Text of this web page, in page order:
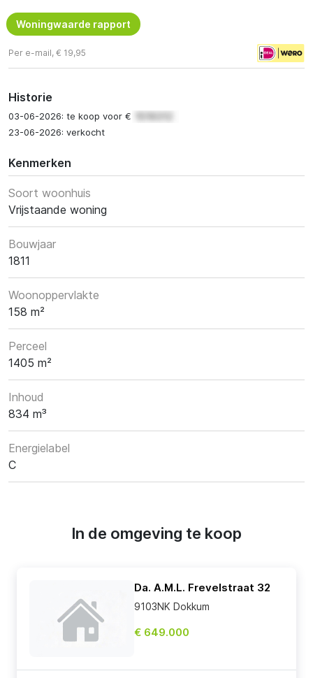
Woningwaarde rapport
Per e-mail, € 19,95
Historie
03-06-2026: te koop voor €
23-06-2026: verkocht
Kenmerken
Soort woonhuis
Vrijstaande woning
Bouwjaar
1811
Woonoppervlakte
158 m²
Perceel
1405 m²
Inhoud
834 m³
Energielabel
C
In de omgeving te koop
Da. A.M.L. Frevelstraat 32
9103NK Dokkum
€ 649.000